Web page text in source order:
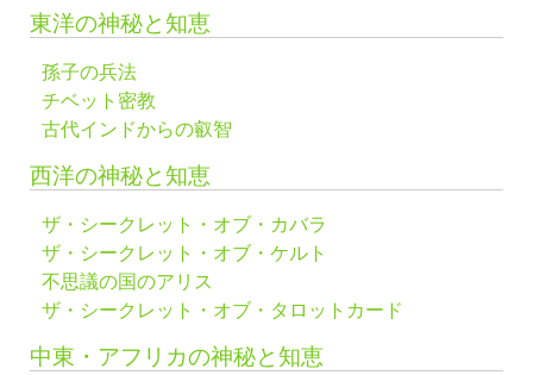
東洋の神秘と知恵
孫子の兵法
チベット密教
古代インドからの叡智
西洋の神秘と知恵
ザ・シークレット・オブ・カバラ
ザ・シークレット・オブ・ケルト
不思議の国のアリス
ザ・シークレット・オブ・タロットカード
中東・アフリカの神秘と知恵